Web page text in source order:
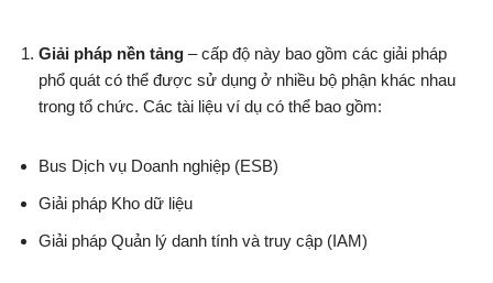
Giải pháp nền tảng – cấp độ này bao gồm các giải pháp
phổ quát có thể được sử dụng ở nhiều bộ phận khác nhau
trong tổ chức. Các tài liệu ví dụ có thể bao gồm:
Bus Dịch vụ Doanh nghiệp (ESB)
Giải pháp Kho dữ liệu
Giải pháp Quản lý danh tính và truy cập (IAM)